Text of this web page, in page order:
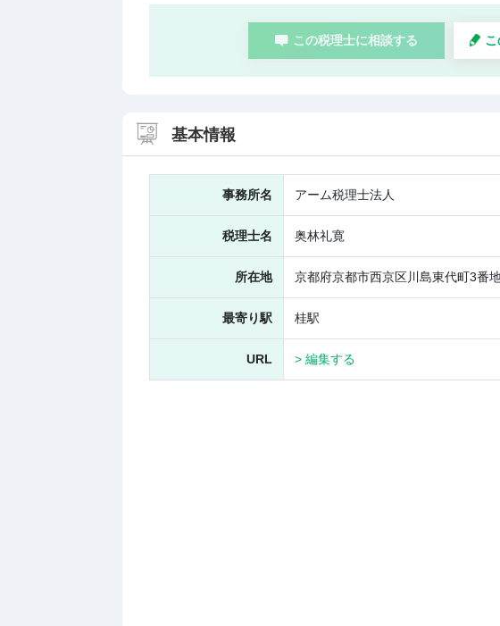
この税理士に相談する
基本情報
事務所名 アーム税理士法人
税理士名 奥林礼寛
所在地 京都府京都市西京区川島東代町3番
最寄り駅 桂駅
URL > 編集する